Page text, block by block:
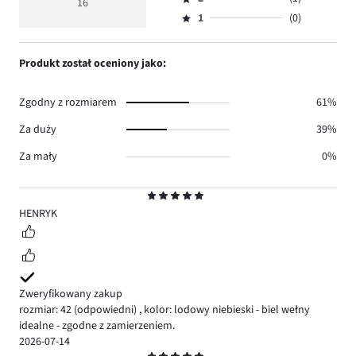
5
HENRYK
Zweryfikowany zakup
rozmiar: 42 (odpowiedni) , kolor: lodowy niebieski - biel wełny
idealne - zgodne z zamierzeniem.
2026-07-14
11.
głosów
ilość
Ocena
2,
Ocena
1,
1 (0)
Produkt został oceniony jako:
Zgodny z rozmiarem
61%
Za duży
39%
Za mały
0%